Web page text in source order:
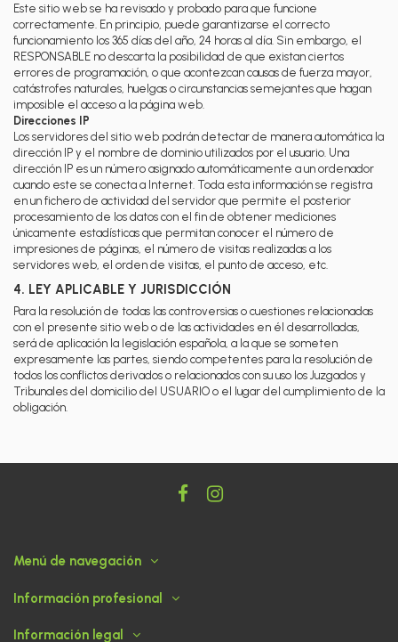
Este sitio web se ha revisado y probado para que funcione
correctamente. En principio, puede garantizarse el correcto
funcionamiento los 365 días del año, 24 horas al día. Sin embargo, el
RESPONSABLE no descarta la posibilidad de que existan ciertos
errores de programación, o que acontezcan causas de fuerza mayor,
catástrofes naturales, huelgas o circunstancias semejantes que hagan
imposible el acceso a la página web.
Direcciones IP
Los servidores del sitio web podrán detectar de manera automática la
dirección IP y el nombre de dominio utilizados por el usuario. Una
dirección IP es un número asignado automáticamente a un ordenador
cuando este se conecta a Internet. Toda esta información se registra
en un fichero de actividad del servidor que permite el posterior
procesamiento de los datos con el fin de obtener mediciones
únicamente estadísticas que permitan conocer el número de
impresiones de páginas, el número de visitas realizadas a los
servidores web, el orden de visitas, el punto de acceso, etc.
4. LEY APLICABLE Y JURISDICCIÓN
Para la resolución de todas las controversias o cuestiones relacionadas
con el presente sitio web o de las actividades en él desarrolladas,
será de aplicación la legislación española, a la que se someten
expresamente las partes, siendo competentes para la resolución de
todos los conflictos derivados o relacionados con su uso los Juzgados y
Tribunales del domicilio del USUARIO o el lugar del cumplimiento de la
obligación.
Menú de navegación
Información profesional
Información legal